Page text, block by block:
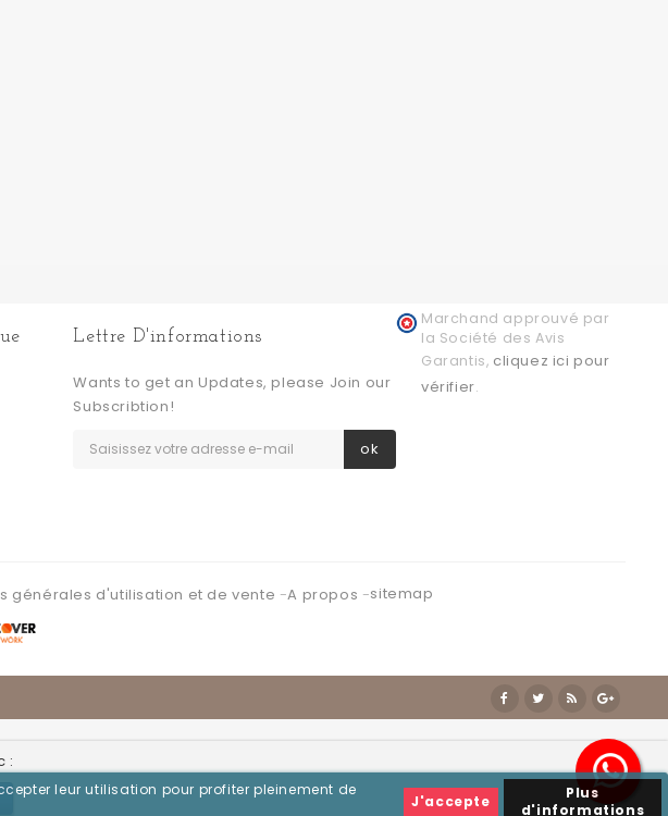
leur utilisation pour profiter pleinement de
J'accepte
Plus
d'informations
Lettre D'informations
Wants to get an Updates, please Join our
Subscribtion!
ok
générales d'utilisation et de vente A propos sitemap
Marchand approuvé par
la Société des Avis
Garantis, cliquez ici pour
vérifier.
: